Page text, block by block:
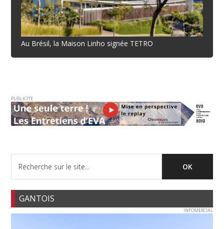
Au Brésil, la Maison Linho signée TETRO
PUBLICITE
GANTOIS
INFOMERCIAL